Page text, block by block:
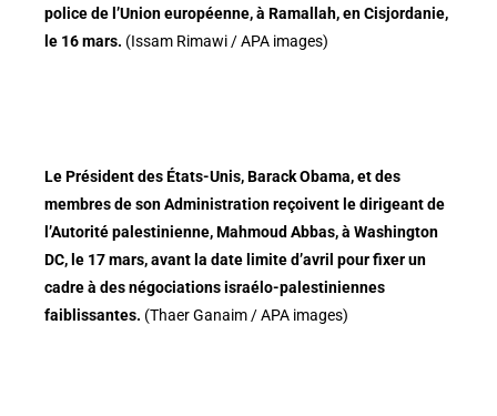
police de l’Union européenne, à Ramallah, en Cisjordanie,
le 16 mars. (Issam Rimawi / APA images)
Le Président des États-Unis, Barack Obama, et des
membres de son Administration reçoivent le dirigeant de
l’Autorité palestinienne, Mahmoud Abbas, à Washington
DC, le 17 mars, avant la date limite d’avril pour fixer un
cadre à des négociations israélo-palestiniennes
faiblissantes. (Thaer Ganaim / APA images)